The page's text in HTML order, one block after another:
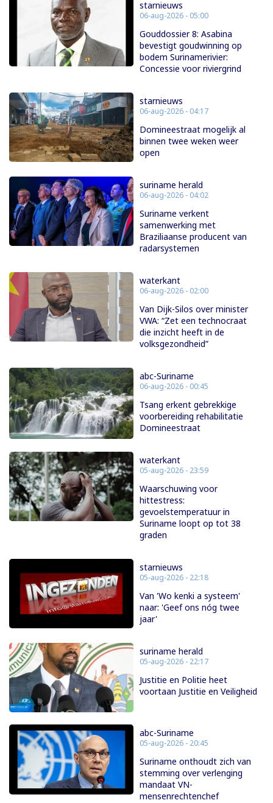
starnieuws
06-aug-2026 - 05:00
Gouddossier 8: Asabina
bevestigt goudwinning op
bodem Surinamerivier:
Concessie voor riviergrind
starnieuws
06-aug-2026 - 04:17
Domineestraat mogelijk al
binnen twee weken weer
open
suriname herald
06-aug-2026 - 04:02
Suriname verkent
samenwerking met
Braziliaanse producent van
radarsystemen
waterkant
06-aug-2026 - 02:00
Van Dijk-Silos over minister
VWA: “Zet een technocraat
die inzicht heeft in de
volksgezondheid”
abc-Suriname
06-aug-2026 - 00:45
Tsang erkent gebrekkige
voorbereiding rehabilitatie
Domineestraat
waterkant
05-aug-2026 - 23:59
Waarschuwing voor
hittestress:
gevoelstemperatuur in
Suriname loopt op tot 38
graden
starnieuws
05-aug-2026 - 22:18
Van 'Wo kenki a systeem'
naar: 'Geef ons nóg twee
jaar'
suriname herald
05-aug-2026 - 22:17
Justitie en Politie heet
voortaan Justitie en Veiligheid
abc-Suriname
05-aug-2026 - 20:45
Suriname onthoudt zich van
stemming over verlenging
mandaat VN-
mensenrechtenchef